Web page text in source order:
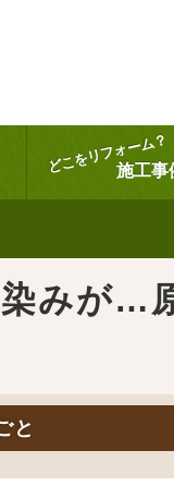
どこをリフォーム？
施工事
みが…
と